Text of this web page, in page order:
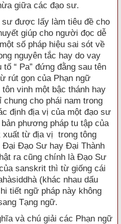
giữa các đạo sư.
được lấy làm tiêu đề cho
giúp cho người đọc dễ
số pháp hiệu sai sót về
nguyên tắc hay do vay
“ Pa” đứng đằng sau tên
rút gọn của Phạn ngữ
vinh một bậc thánh hay
cho phái nam trong
định địa vị của một đạo sư
phương pháp tu tập của
xuất từ địa vị trong tông
Ðại Ðạo Sư hay Ðại Thành
ra cũng chính là Ðạo Sư
sanskrit thì từ giống cái
(khác nhau dấu
tiết ngữ pháp này không
Tạng ngữ.
và chú giải các Phạn ngữ